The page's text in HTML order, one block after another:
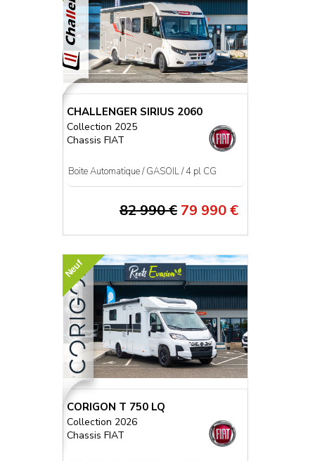
CHALLENGER SIRIUS 2060
Collection 2025
Chassis FIAT
Boite Automatique / GASOIL / 4 pl CG
82 990 € 79 990 €
Neuf
CORIGON T 750 LQ
Collection 2026
Chassis FIAT